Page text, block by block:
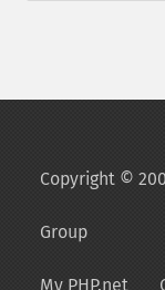
Copyright ©
Group
My PHP.net